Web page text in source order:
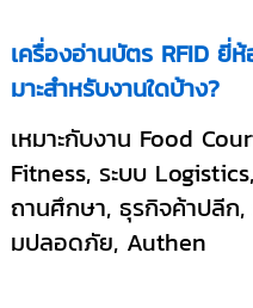
เครื่องอ่านบัตร RFID ยี่ห้
มาะสำหรับงานใดบ้าง?
เหมาะกับงาน Food
Fitness, ระบบ
ถานศึกษา, ธุรกิจค้าปลีก,
มปลอดภัย, Authen